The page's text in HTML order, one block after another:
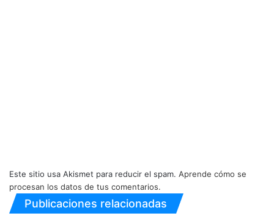
Este sitio usa Akismet para reducir el spam. Aprende cómo se
procesan los datos de tus comentarios.
Publicaciones relacionadas